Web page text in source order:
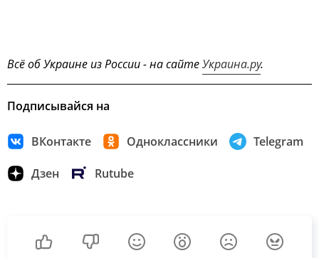
Всё об Украине из России - на сайтеУкраина.ру.
Подписывайся на
ВКонтакте Одноклассники Telegram
Дзен Rutube